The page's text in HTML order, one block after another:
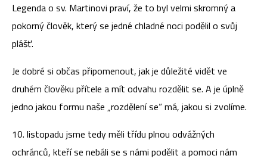
Legenda o sv. Martinovi praví, že to byl velmi skromný a
pokorný člověk, který se jedné chladné noci podělil o svůj
plášť.
Je dobré si občas připomenout, jak je důležité vidět ve
druhém člověku přítele a mít odvahu rozdělit se. A je úplně
jedno jakou formu naše „rozdělení se“ má, jakou si zvolíme.
10. listopadu jsme tedy měli třídu plnou odvážných
ochránců, kteří se nebáli se s námi podělit a pomoci nám